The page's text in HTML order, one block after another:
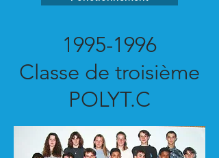
1995-1996
Classe de troisième
POLYT.C